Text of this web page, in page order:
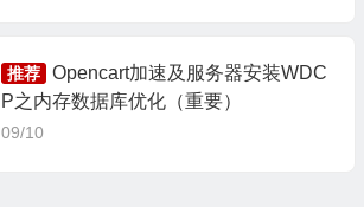
推荐
Opencart加速及服务器安装WDC
P之内存数据库优化（重要）
09/10